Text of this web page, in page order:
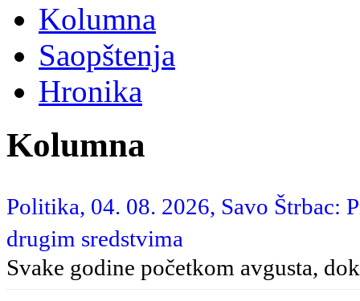
Kolumna
Saopštenja
Hronika
Kolumna
Politika, 04. 08. 2026, Savo Štrbac:
drugim sredstvima
Svake godine početkom avgusta,